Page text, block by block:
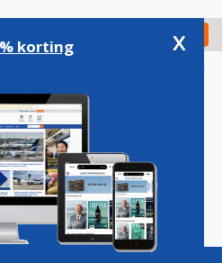
Check in
Vacatures
korting x